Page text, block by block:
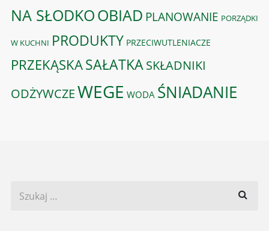
NA SŁODKOOBIAD PLANOWANIE PORZĄDKI
W KUCHNI PRODUKTY PRZECIWUTLENIACZE
PRZEKĄSKASAŁATKASKŁADNIKI
ODŻYWCZEWEGE WODA ŚNIADANIE